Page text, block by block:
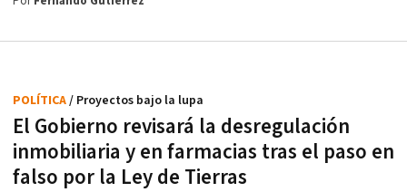
El Gobierno revisará la desregulación
inmobiliaria y en farmacias tras el paso en
falso por la Ley de Tierras
POLÍTICA/ Proyectos bajo la lupa